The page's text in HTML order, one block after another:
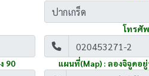
โทรศั
90 แผนที่(Map) : ลองจิจูดอ